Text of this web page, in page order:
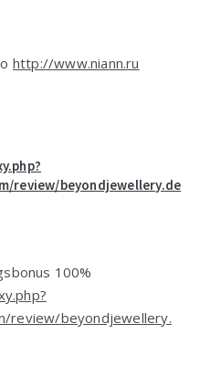
http://www.niann.ru
review/beyondjewellery.de
100%
review/beyondjewellery.